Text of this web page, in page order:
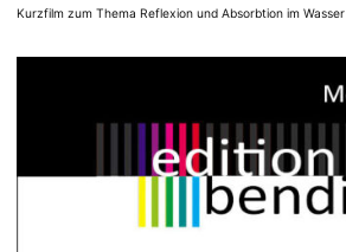
Kurzfilm zum Thema Reflexion und Absorbtion im Wasser